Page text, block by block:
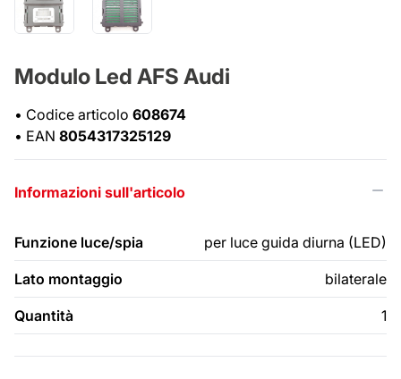
Modulo Led AFS Audi
• Codice articolo 608674
• EAN 8054317325129
Informazioni sull'articolo
Funzione luce/spia per luce guida diurna (LED)
Lato montaggio bilaterale
Quantità 1